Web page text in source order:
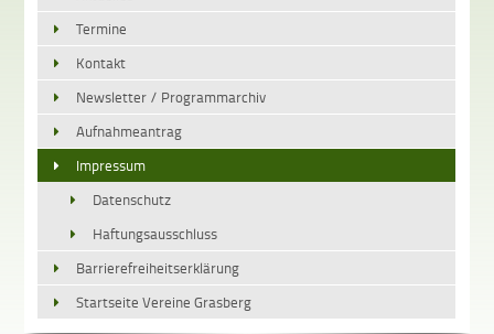
Termine
Kontakt
Newsletter / Programmarchiv
Aufnahmeantrag
Impressum
Datenschutz
Haftungsausschluss
Barrierefreiheitserklärung
Startseite Vereine Grasberg